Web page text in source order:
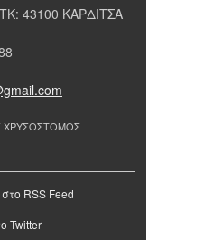
43100 ΚΑΡΔΙΤΣΑ
ΧΡΥΣΟΣΤΟΜΟΣ
RSS Feed
Twitter